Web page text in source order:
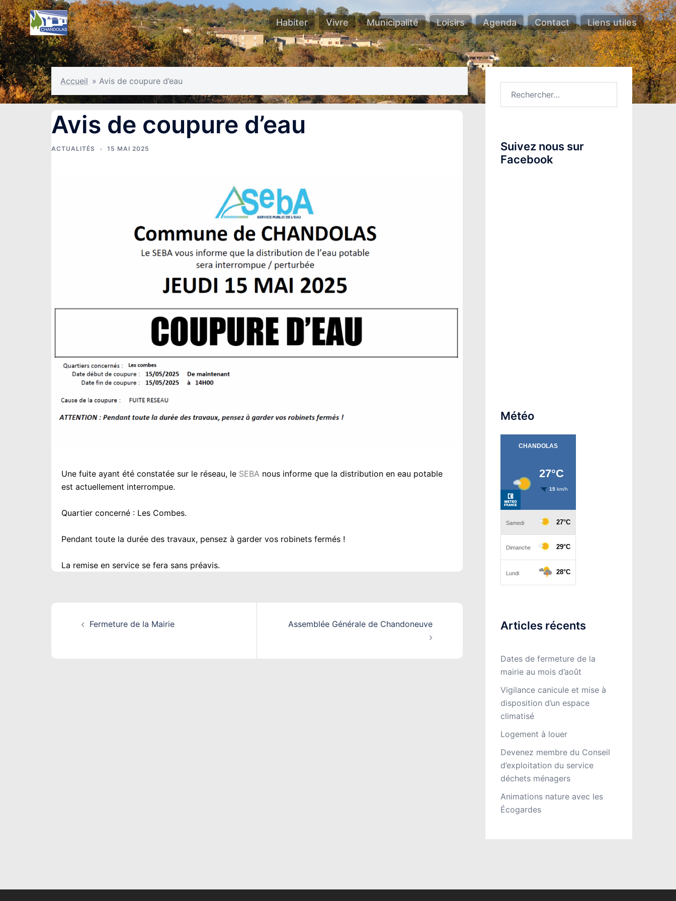
Aller
au
contenu
Habiter Vivre Municipalité Loisirs Agenda Contact Liens utiles
Accueil » Avis de coupure d’eau
Avis de coupure d’eau
ACTUALITÉS 15 MAI 2025
Une fuite ayant été constatée sur le réseau, le SEBA nous informe que la distribution en eau potable
est actuellement interrompue.
Quartier concerné : Les Combes.
Pendant toute la durée des travaux, pensez à garder vos robinets fermés !
La remise en service se fera sans préavis.
Fermeture de la Mairie Assemblée Générale de Chandoneuve
Suivez nous sur
Facebook
Météo
Articles récents
Dates de fermeture de la
mairie au mois d’août
Vigilance canicule et mise à
disposition d’un espace
climatisé
Logement à louer
Devenez membre du Conseil
d’exploitation du service
déchets ménagers
Animations nature avec les
Écogardes